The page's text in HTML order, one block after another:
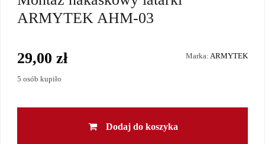
ARMYTEK AHM-03
Marka: ARMYTEK
29,00 zł
5 osób kupiło
Dodaj do koszyka